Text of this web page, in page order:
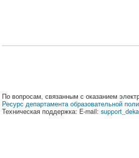
По вопросам, связанным с оказанием
Ресурс департамента образовательной
Техническая поддержка: E-mail: